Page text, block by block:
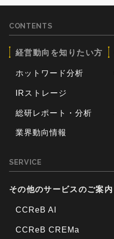
CONTENTS
経営動向を知りたい方
ホットワード分析
IRストレージ
総研レポート・分析
業界動向情報
SERVICE
その他のサービスのご案内
CCReB AI
CCReB CREMa